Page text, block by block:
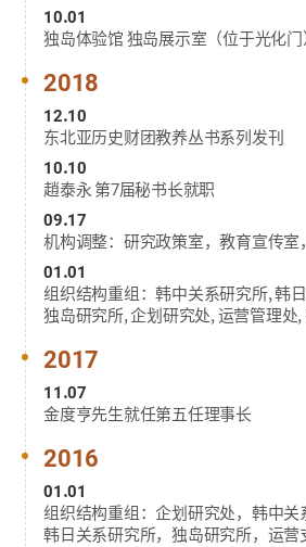
10.01
独岛体验馆 独岛展示室（位于光化
2018
12.10
东北亚历史财团教养丛书系列发刊
10.10
趙泰永 第7届秘书长就职
09.17
机构调整：研究政策室，教育宣传室
01.01
组织结构重组：韩中关系研究所, 韩
独岛研究所, 企划研究处, 运营管理处
2017
11.07
金度亨先生就任第五任理事长
2016
01.01
组织结构重组：企划研究处，韩中关
韩日关系研究所，独岛研究所，运